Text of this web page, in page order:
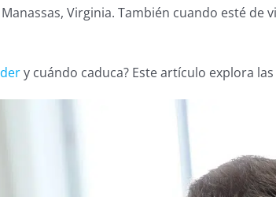
Virginia. También cuando esté
y cuándo caduca? Este artículo explora